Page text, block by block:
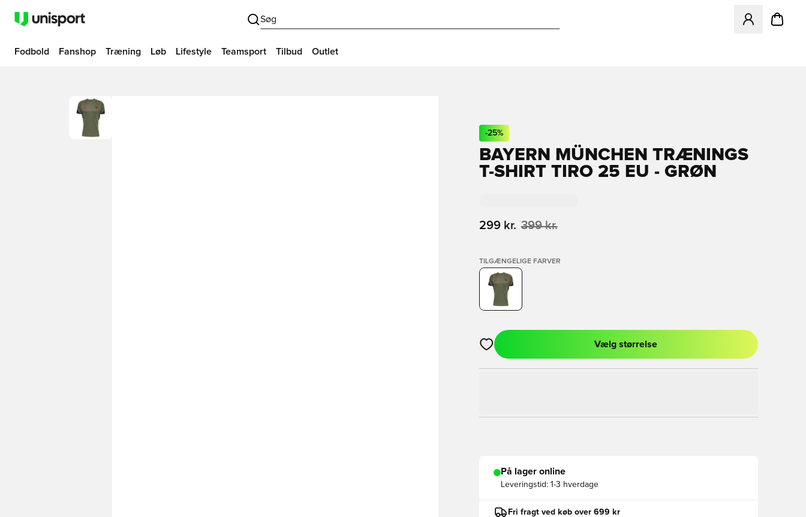
Søg
Åbner en
Fodbold Fanshop Træning Løb Lifestyle Teamsport Tilbud Outlet
-25%
BAYERN MÜNCHEN TRÆNINGS
T-SHIRT TIRO 25 EU - GRØN
299 kr. 399 kr.
TILGÆNGELIGE FARVER
Åbner en Modal til at logge ind eller tilmelde dig som medlem
Vælg størrelse
På lager online
Leveringstid: 1-3 hverdage
Fri fragt ved køb over 699 kr